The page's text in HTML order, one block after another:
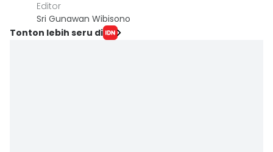
Editor
Sri Gunawan Wibisono
Tonton lebih seru di